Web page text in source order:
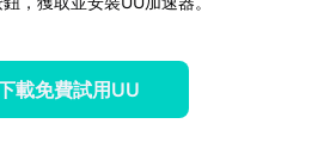
載免費試用UU